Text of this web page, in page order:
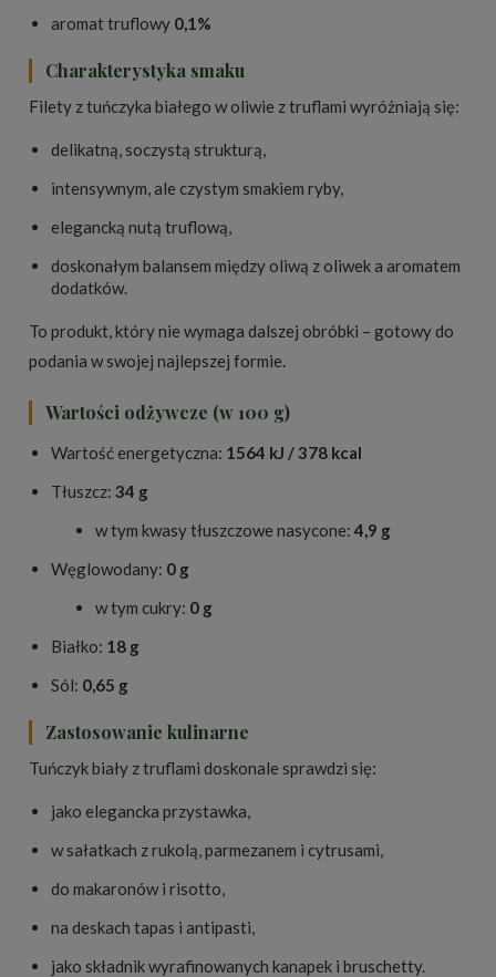
aromat truflowy 0,1%
Charakterystyka smaku
Filety z tuńczyka białego w oliwie z truflami wyróżniają się:
delikatną, soczystą strukturą,
intensywnym, ale czystym smakiem ryby,
elegancką nutą truflową,
doskonałym balansem między oliwą z oliwek a aromatem
dodatków.
To produkt, który nie wymaga dalszej obróbki – gotowy do
podania w swojej najlepszej formie.
Wartości odżywcze (w 100 g)
Wartość energetyczna: 1564 kJ / 378 kcal
Tłuszcz: 34 g
w tym kwasy tłuszczowe nasycone: 4,9 g
Węglowodany: 0 g
w tym cukry: 0 g
Białko: 18 g
Sól: 0,65 g
Zastosowanie kulinarne
Tuńczyk biały z truflami doskonale sprawdzi się:
jako elegancka przystawka,
w sałatkach z rukolą, parmezanem i cytrusami,
do makaronów i risotto,
na deskach tapas i antipasti,
jako składnik wyrafinowanych kanapek i bruschetty.